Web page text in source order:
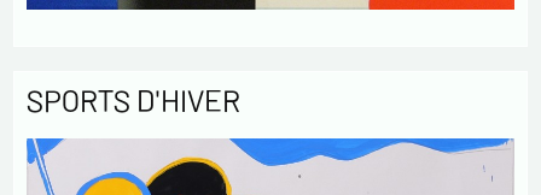
SPORTS D'HIVER